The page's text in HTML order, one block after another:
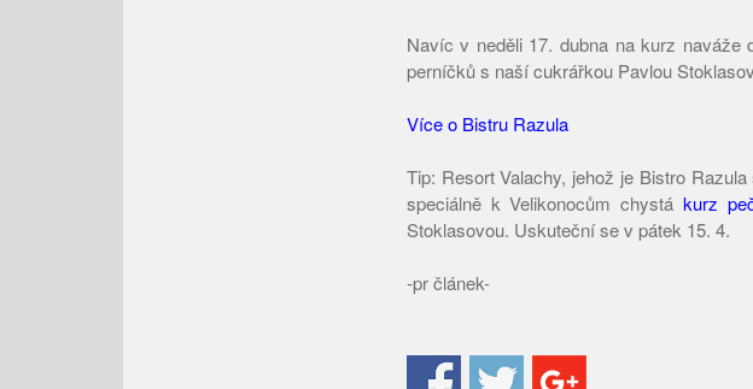
Navíc v neděli 17. dubna na kurz naváže
perníčků s naší cukrářkou Pavlou
Více o Bistru Razula
Tip: Resort Valachy, jehož je Bistro
speciálně k Velikonocům chystá kurz
Stoklasovou. Uskuteční se v pátek 15. 4.
-pr článek-